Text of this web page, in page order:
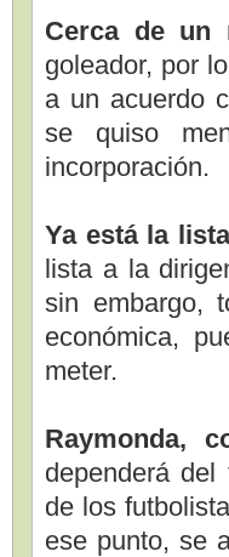
Cerca de un
goleador, por
a un acuerdo
se quiso
incorporación.
Ya está la
lista a la
sin embargo,
económica,
meter.
Raymonda,
dependerá
de los
ese punto, se